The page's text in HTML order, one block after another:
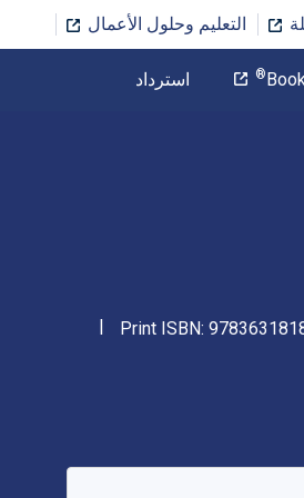
التعليم وحلول الأعمال
® استرداد
Print ISBN: